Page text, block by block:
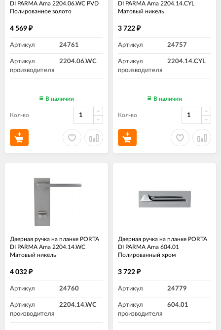
DI PARMA Ama 2204.06.WC PVD
Полированное золото
4 569 ₽
Артикул 24761
Артикул
производителя
2204.06.WC
В наличии
Кол-во
DI PARMA Ama 2204.14.CYL
Матовый никель
3 722 ₽
Артикул 24757
Артикул
производителя
2204.14.CYL
В наличии
Кол-во
Дверная ручка на планке PORTA
DI PARMA Ama 2204.14.WC
Матовый никель
4 032 ₽
Артикул 24760
Артикул
производителя
2204.14.WC
Дверная ручка на планке PORTA
DI PARMA Ama 604.01
Полированный хром
3 722 ₽
Артикул 24779
Артикул
производителя
604.01